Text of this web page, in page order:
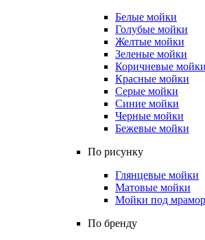
Белые мойки
Голубые мойки
Желтые мойки
Зеленые мойки
Коричневые мойки
Красные мойки
Серые мойки
Синие мойки
Черные мойки
Бежевые мойки
По рисунку
Глянцевые мойки
Матовые мойки
Мойки под мрамор
По бренду